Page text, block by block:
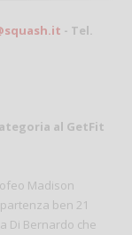
- Tel.
al GetFit
Madison
ben 21
Di Bernardo che